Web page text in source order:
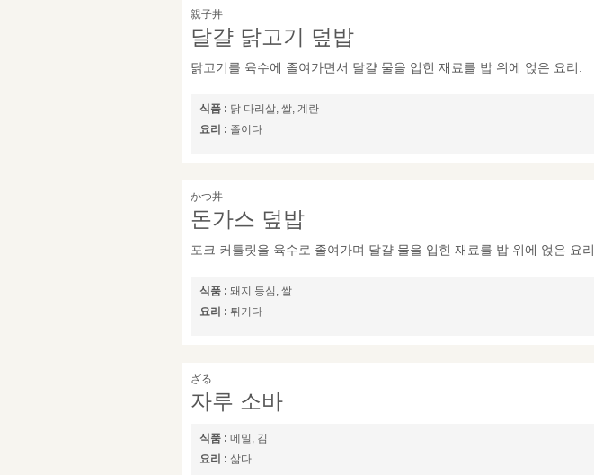
親子丼
달걀 닭고기 덮밥
닭고기를 육수에 졸여가면서 달걀 물을 입힌 재료를 밥 위에 얹은 요리.
식품 : 닭 다리살, 쌀, 계란
요리 : 졸이다
かつ丼
돈가스 덮밥
포크 커틀릿을 육수로 졸여가며 달걀 물을 입힌 재료를 밥 위에 얹은 요리.
식품 : 돼지 등심, 쌀
요리 : 튀기다
ざる
자루 소바
식품 : 메밀, 김
요리 : 삶다